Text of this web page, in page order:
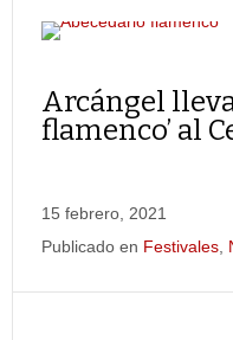
Arcángel
flamenco’ al
15 febrero, 2021
Publicado en Festivales